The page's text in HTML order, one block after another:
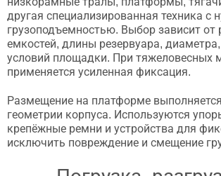
другая специализированная техника с
грузоподъемностью. Выбор зависит от
емкостей, длины резервуара,
условий площадки. При тяжеловесных
применяется усиленная фиксация.
Размещение на платформе
геометрии корпуса. Используются
крепёжные ремни и устройства для
исключить повреждение и смещение